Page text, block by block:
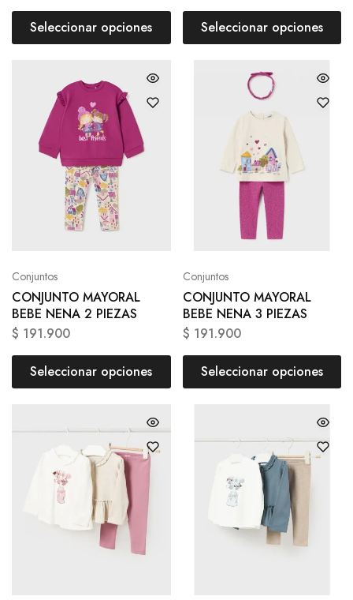
Seleccionar opciones Seleccionar opciones
Conjuntos
CONJUNTO MAYORAL
BEBE NENA 2 PIEZAS
$ 191.900
Seleccionar opciones
Conjuntos
CONJUNTO MAYORAL
BEBE NENA 3 PIEZAS
$ 191.900
Seleccionar opciones